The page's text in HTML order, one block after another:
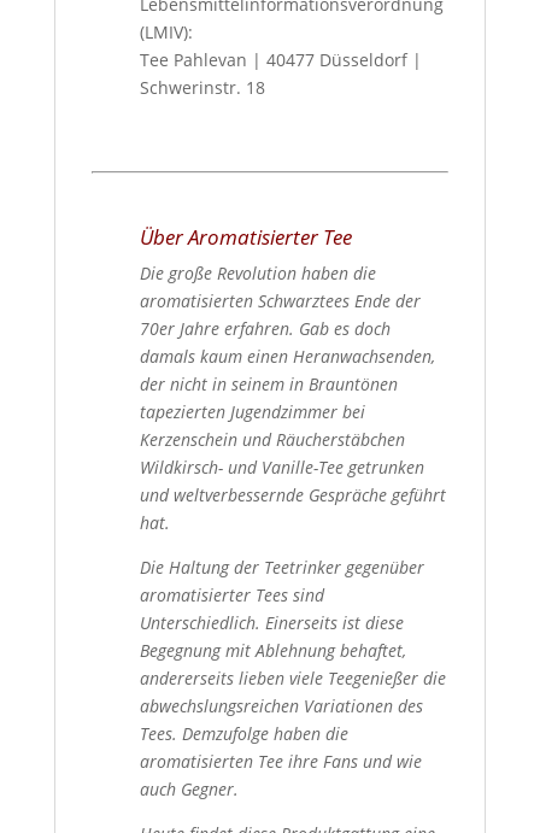
(LMIV):
Tee Pahlevan | 40477 Düsseldorf |
Schwerinstr. 18
Über Aromatisierter Tee
Die große Revolution haben die
aromatisierten Schwarztees Ende der
70er Jahre erfahren. Gab es doch
damals kaum einen Heranwachsenden,
der nicht in seinem in Brauntönen
tapezierten Jugendzimmer bei
Kerzenschein und Räucherstäbchen
Wildkirsch- und Vanille-Tee getrunken
und weltverbessernde Gespräche geführt
hat.
Die Haltung der Teetrinker gegenüber
aromatisierter Tees sind
Unterschiedlich. Einerseits ist diese
Begegnung mit Ablehnung behaftet,
andererseits lieben viele Teegenießer die
abwechslungsreichen Variationen des
Tees. Demzufolge haben die
aromatisierten Tee ihre Fans und wie
auch Gegner.